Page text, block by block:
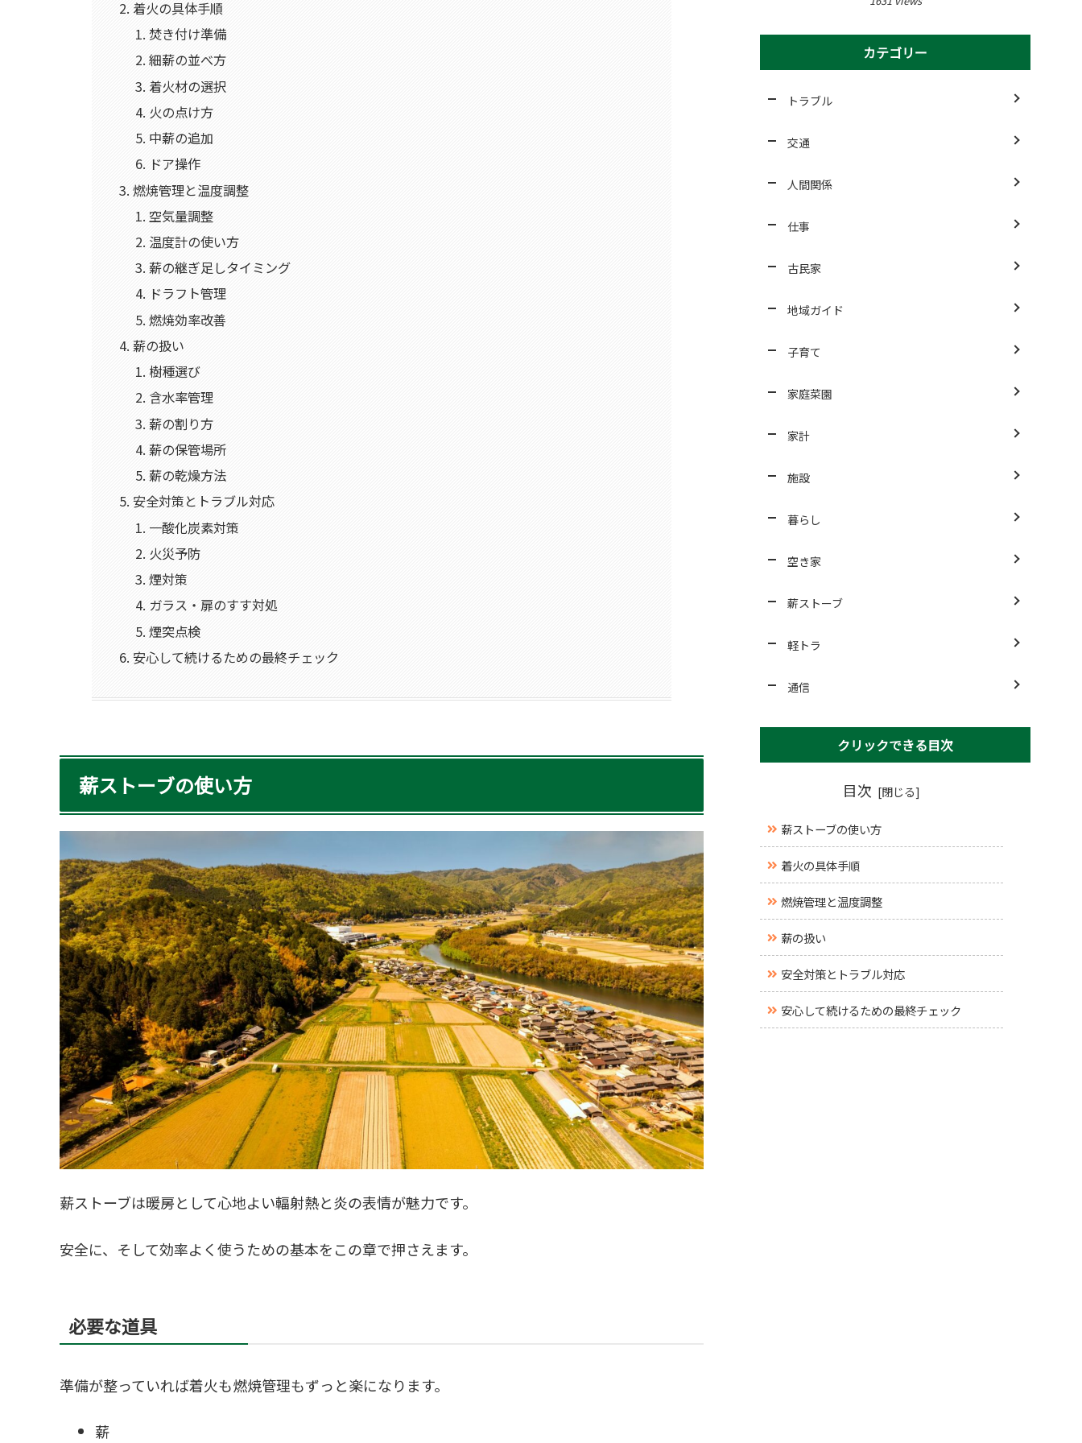
着火の具体手順
焚き付け準備
細薪の並べ方
着火材の選択
火の点け方
中薪の追加
ドア操作
燃焼管理と温度調整
空気量調整
温度計の使い方
薪の継ぎ足しタイミング
ドラフト管理
燃焼効率改善
薪の扱い
樹種選び
含水率管理
薪の割り方
薪の保管場所
薪の乾燥方法
安全対策とトラブル対応
一酸化炭素対策
火災予防
煙対策
ガラス・扉のすす対処
煙突点検
安心して続けるための最終チェック
薪ストーブの使い方
薪ストーブは暖房として心地よい輻射熱と炎の表情が魅力です。
安全に、そして効率よく使うための基本をこの章で押さえます。
必要な道具
準備が整っていれば着火も燃焼管理もずっと楽になります。
薪
カテゴリー
トラブル
交通
人間関係
仕事
古民家
地域ガイド
子育て
家庭菜園
家計
施設
暮らし
空き家
薪ストーブ
軽トラ
通信
クリックできる目次
目次
薪ストーブの使い方
着火の具体手順
燃焼管理と温度調整
薪の扱い
安全対策とトラブル対応
安心して続けるための最終チェック